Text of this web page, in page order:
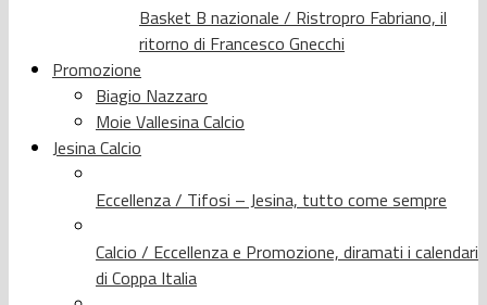
Basket B nazionale / Ristropro Fabriano, il
ritorno di Francesco Gnecchi
Promozione
Biagio Nazzaro
Moie Vallesina Calcio
Jesina Calcio
Eccellenza / Tifosi – Jesina, tutto come sempre
Calcio / Eccellenza e Promozione, diramati i calendari
di Coppa Italia